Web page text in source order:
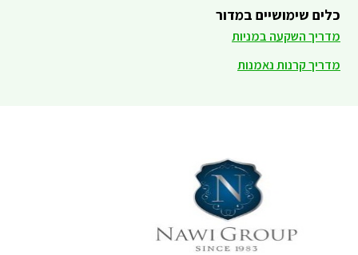
כלים שימושיים במדור
מדריך השקעה במניות
מדריך קרנות נאמנות